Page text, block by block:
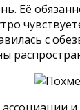
Её
с